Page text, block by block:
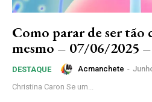
Como parar de ser tão
mesmo – 07/06/2025
DESTAQUE Acmanchete -
Christina Caron Se um...